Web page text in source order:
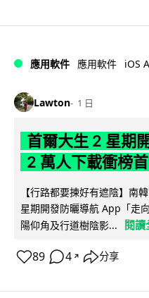
應用軟件 應用軟件 iOS
Lawton 1 日
首爾大生 2 星期
2 萬人下載衝榜首
【行路都要揀好有遮陰】南
星期開發防曬導航 App「走
陽仰角及行道樹陰影...
閱
89 4 ↗ 分享